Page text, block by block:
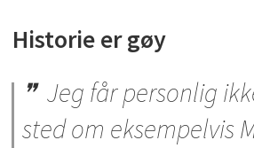
Historie er gøy
Jeg får personlig
sted om eksempelvis